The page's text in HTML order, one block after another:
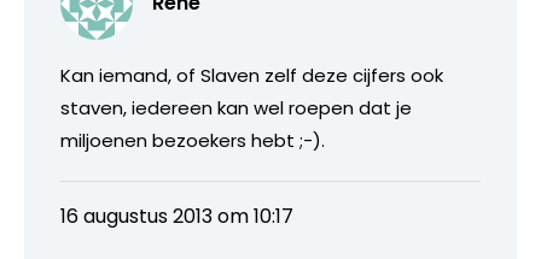
Kan iemand, of Slaven zelf deze cijfers ook
staven, iedereen kan wel roepen dat je
miljoenen bezoekers hebt ;-).
16 augustus 2013 om 10:17